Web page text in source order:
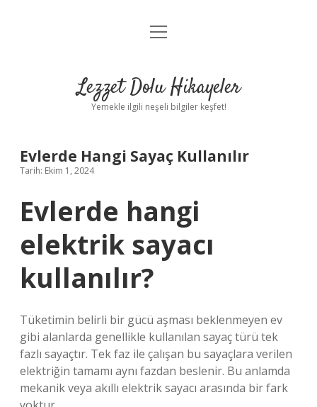
Anasayfa
Yasal Uyarı
menüyü
Lezzet Dolu Hikayeler
Yemekle ilgili neşeli bilgiler keşfet!
Evlerde Hangi Sayaç Kullanılır
Tarih: Ekim 1, 2024
Evlerde hangi
elektrik sayacı
kullanılır?
Tüketimin belirli bir gücü aşması beklenmeyen ev
gibi alanlarda genellikle kullanılan sayaç türü tek
fazlı sayaçtır. Tek faz ile çalışan bu sayaçlara verilen
elektriğin tamamı aynı fazdan beslenir. Bu anlamda
mekanik veya akıllı elektrik sayacı arasında bir fark